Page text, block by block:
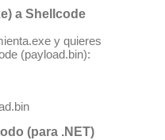
a Shellcode
y quieres
(payload.bin):
(para .NET)